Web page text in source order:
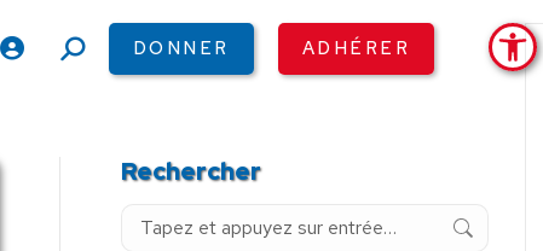
RechercheDONNER ADHÉRER
Rechercher
Recherche